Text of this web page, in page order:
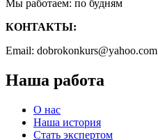
Мы работаем: по будням
КОНТАКТЫ:
Email: dobrokonkurs@yahoo.com
Наша работа
О нас
Наша история
Стать экспертом